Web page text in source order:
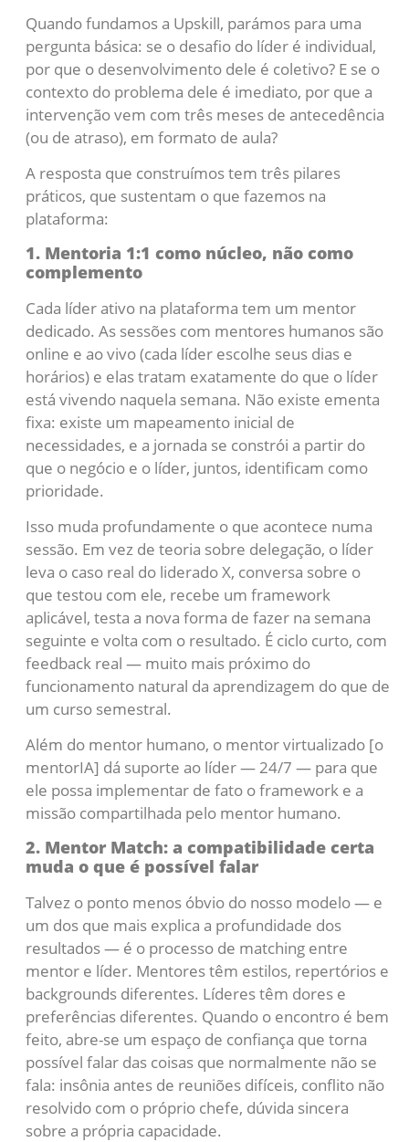
Quando fundamos a Upskill, parámos para uma
pergunta básica: se o desafio do líder é individual,
por que o desenvolvimento dele é coletivo? E se o
contexto do problema dele é imediato, por que a
intervenção vem com três meses de antecedência
(ou de atraso), em formato de aula?
A resposta que construímos tem três pilares
práticos, que sustentam o que fazemos na
plataforma:
1. Mentoria 1:1 como núcleo, não como
complemento
Cada líder ativo na plataforma tem um mentor
dedicado. As sessões com mentores humanos são
online e ao vivo (cada líder escolhe seus dias e
horários) e elas tratam exatamente do que o líder
está vivendo naquela semana. Não existe ementa
fixa: existe um mapeamento inicial de
necessidades, e a jornada se constrói a partir do
que o negócio e o líder, juntos, identificam como
prioridade.
Isso muda profundamente o que acontece numa
sessão. Em vez de teoria sobre delegação, o líder
leva o caso real do liderado X, conversa sobre o
que testou com ele, recebe um framework
aplicável, testa a nova forma de fazer na semana
seguinte e volta com o resultado. É ciclo curto, com
feedback real — muito mais próximo do
funcionamento natural da aprendizagem do que de
um curso semestral.
Além do mentor humano, o mentor virtualizado [o
mentorIA] dá suporte ao líder — 24/7 — para que
ele possa implementar de fato o framework e a
missão compartilhada pelo mentor humano.
2. Mentor Match: a compatibilidade certa
muda o que é possível falar
Talvez o ponto menos óbvio do nosso modelo — e
um dos que mais explica a profundidade dos
resultados — é o processo de matching entre
mentor e líder. Mentores têm estilos, repertórios e
backgrounds diferentes. Líderes têm dores e
preferências diferentes. Quando o encontro é bem
feito, abre-se um espaço de confiança que torna
possível falar das coisas que normalmente não se
fala: insônia antes de reuniões difíceis, conflito não
resolvido com o próprio chefe, dúvida sincera
sobre a própria capacidade.